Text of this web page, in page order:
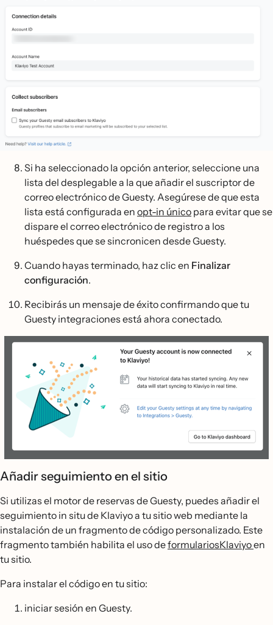
Si ha seleccionado la opción anterior, seleccione una
lista del desplegable a la que añadir el suscriptor de
correo electrónico de Guesty. Asegúrese de que esta
lista está configurada en opt-in único para evitar que se
dispare el correo electrónico de registro a los
huéspedes que se sincronicen desde Guesty.
Cuando hayas terminado, haz clic en Finalizar
configuración.
Recibirás un mensaje de éxito confirmando que tu
Guesty integraciones está ahora conectado.
Añadir seguimiento en el sitio
Si utilizas el motor de reservas de Guesty, puedes añadir el
seguimiento in situ de Klaviyo a tu sitio web mediante la
instalación de un fragmento de código personalizado. Este
fragmento también habilita el uso deformulariosKlaviyoen
tu sitio.
Para instalar el código en tu sitio:
iniciar sesión en Guesty.